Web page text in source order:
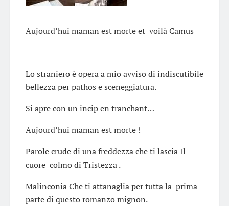
Aujourd’hui maman est morte et voilà Camus
Lo straniero è opera a mio avviso di indiscutibile
bellezza per pathos e sceneggiatura.
Si apre con un incip en tranchant…
Aujourd’hui maman est morte !
Parole crude di una freddezza che ti lascia Il
cuore colmo di Tristezza .
Malinconia Che ti attanaglia per tutta la prima
parte di questo romanzo mignon.